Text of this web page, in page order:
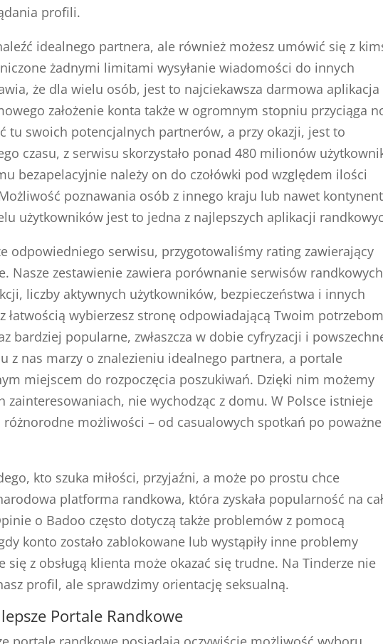
profili.
idealnego partnera, ale również możesz umówić się z
żadnymi limitami wysyłanie wiadomości do innych
że dla wielu osób, jest to najciekawsza darmowa aplikacja
założenie konta także w ogromnym stopniu przyciąga
tu swoich potencjalnych partnerów, a przy okazji, jest to
czasu, z serwisu skorzystało ponad 480 milionów
bezapelacyjnie należy on do czołówki pod względem ilości
poznawania osób z innego kraju lub nawet
użytkowników jest to jedna z najlepszych aplikacji
odpowiedniego serwisu, przygotowaliśmy rating zawierający
Nasze zestawienie zawiera porównanie serwisów
liczby aktywnych użytkowników, bezpieczeństwa i innych
łatwością wybierzesz stronę odpowiadającą Twoim
bardziej popularne, zwłaszcza w dobie cyfryzacji i
z nas marzy o znalezieniu idealnego partnera, a portale
miejscem do rozpoczęcia poszukiwań. Dzięki nim możemy
zainteresowaniach, nie wychodząc z domu. W Polsce istnieje
możliwości – od casualowych spotkań po poważne
kto szuka miłości, przyjaźni, a może po prostu chce
platforma randkowa, która zyskała popularność na
o Badoo często dotyczą także problemów z pomocą
konto zostało zablokowane lub wystąpiły inne problemy
się z obsługą klienta może okazać się trudne. Na Tinderze nie
profil, ale sprawdzimy orientację seksualną.
Portale Randkowe